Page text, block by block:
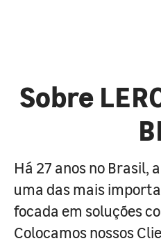
Sobre
Há 27 anos no Brasil,
uma das mais
focada em soluções
Colocamos nossos